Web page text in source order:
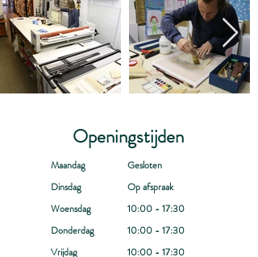
Openingstijden
Maandag
Dinsdag
Woensdag
Donderdag
Vrijdag
Gesloten
Op afspraak
10:00 - 17:30
10:00 - 17:30
10:00 - 17:30